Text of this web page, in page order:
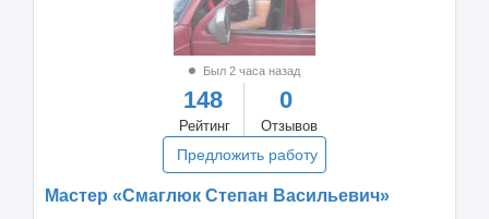
Был 2 часа назад
148
Рейтинг
0
Отзывов
Предложить работу
Мастер «Смаглюк Степан Васильевич»